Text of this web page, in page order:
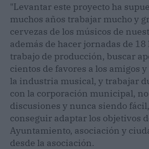
"Levantar este proyecto ha
muchos años trabajar mucho y
cervezas de los músicos de
además de hacer jornadas de 18
trabajo de producción, buscar
cientos de favores a los amigos
la industria musical, y trabajar
con la corporación municipal,
discusiones y nunca siendo
conseguir adaptar los objetivos
Ayuntamiento, asociación y
desde la asociación.